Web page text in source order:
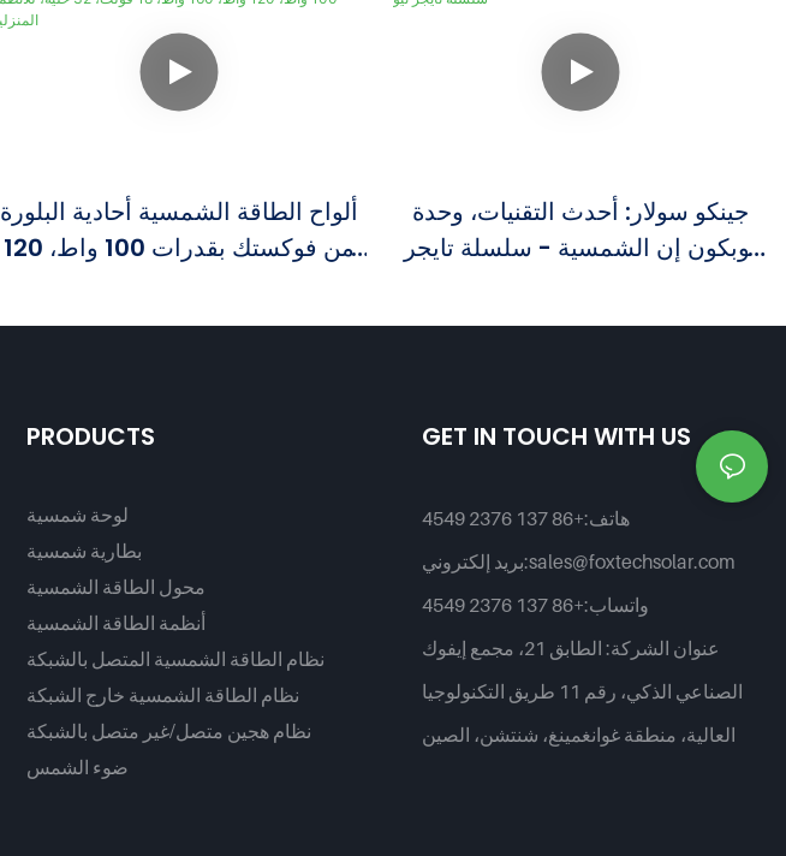
ألواح الطاقة الشمسية أحادية البلورة
من فوكستك بقدرات 100 واط، 120
للأنظمة المنزلية
جينكو سولار: أحدث التقنيات، وحدة
توبكون إن الشمسية - سلسلة تايجر
PRODUCTS
لوحة شمسية
بطارية شمسية
محول الطاقة الشمسية
أنظمة الطاقة الشمسية
نظام الطاقة الشمسية المتصل بالشبكة
نظام الطاقة الشمسية خارج الشبكة
نظام هجين متصل/غير متصل بالشبكة
ضوء الشمس
GET IN TOUCH WITH US
هاتف:+86 137 2376 4549
بريد إلكتروني:sales@foxtechsolar.com
واتساب:+86 137 2376 4549
عنوان الشركة:
الطابق 21، مجمع إيفوك
الصناعي الذكي، رقم 11 طريق التكنولوجيا
العالية، منطقة غوانغمينغ، شنتشن، الصين